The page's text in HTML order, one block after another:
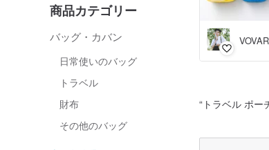
商品カテゴリー
バッグ・カバン
日常使いのバッグ
トラベル
財布
その他のバッグ
“ トラベル ポー